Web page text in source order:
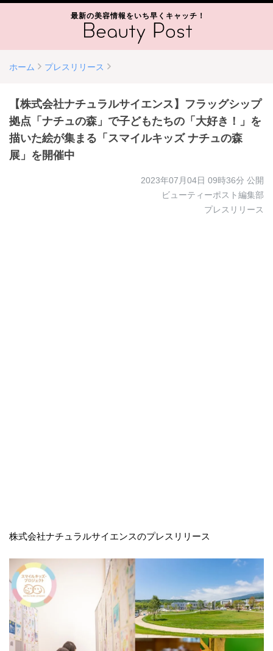
最新の美容情報をいち早くキャッチ！
ホーム プレスリリース
【株式会社ナチュラルサイエンス】フラッグシップ
拠点「ナチュの森」で子どもたちの「大好き！」を
描いた絵が集まる「スマイルキッズ ナチュの森
展」を開催中
2023年07月04日 09時36分 公開
ビューティーポスト編集部
プレスリリース
株式会社ナチュラルサイエンスのプレスリリース